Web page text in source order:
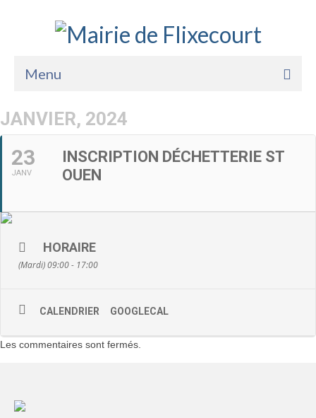
Menu
Accueil
Vie Pratique
JANVIER, 2024
23
JANV
INSCRIPTION DÉCHETTERIE ST
OUEN
HORAIRE
(Mardi) 09:00 - 17:00
CALENDRIER GOOGLECAL
Les commentaires sont fermés.